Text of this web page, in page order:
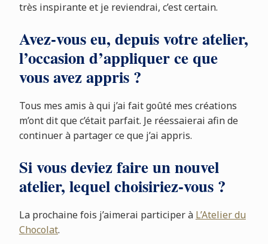
très inspirante et je reviendrai, c’est certain.
Avez-vous eu, depuis votre atelier,
l’occasion d’appliquer ce que
vous avez appris ?
Tous mes amis à qui j’ai fait goûté mes créations
m’ont dit que c’était parfait. Je réessaierai afin de
continuer à partager ce que j’ai appris.
Si vous deviez faire un nouvel
atelier, lequel choisiriez-vous ?
La prochaine fois j’aimerai participer à L’Atelier du
Chocolat.